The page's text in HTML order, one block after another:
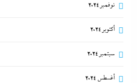
نوفمبر 2024
أكتوبر 2024
سبتمبر 2024
أغسطس 2024